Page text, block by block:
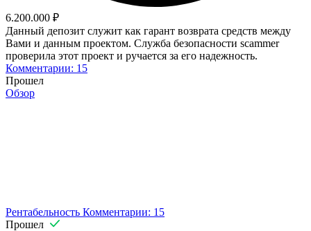
6.200.000 ₽
Данный депозит служит как гарант возврата средств между
Вами и данным проектом. Служба безопасности scammer
проверила этот проект и ручается за его надежность.
Комментарии: 15
Прошел
Обзор
Рентабельность Комментарии: 15
Прошел